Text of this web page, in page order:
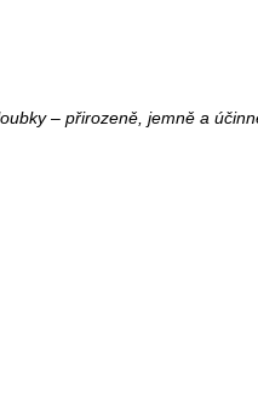
– přirozeně, jemně a